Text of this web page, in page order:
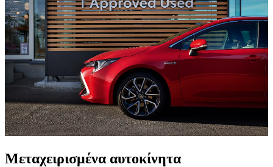
Μεταχειρισμένα αυτοκίνητα